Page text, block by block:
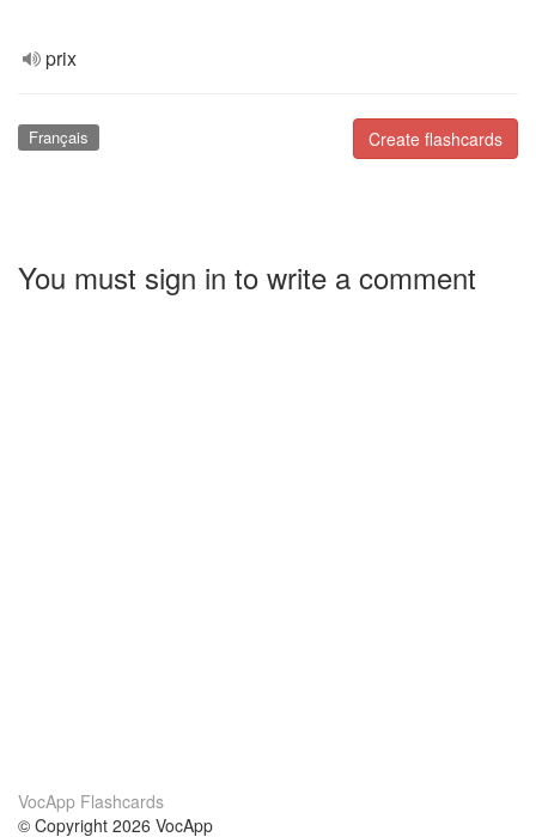
prix
Create flashcards
Français
You must sign in to write a comment
VocApp Flashcards
© Copyright 2026 VocApp